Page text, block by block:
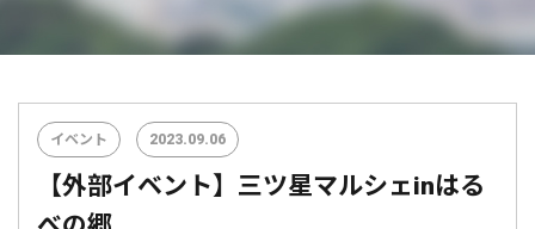
イベント 2023.09.06
【外部イベント】三ツ星マルシェinはる